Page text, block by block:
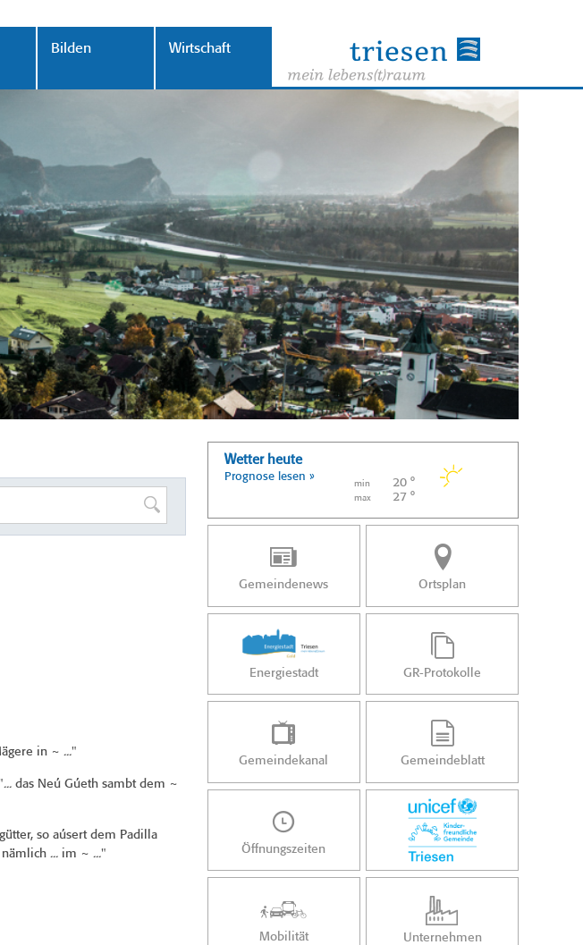
Bilden Wirtschaft
in ~ ..."
das Neú Gúeth sambt dem ~
so aúsert dem Padilla
... im ~ ..."
Wetter heute
Prognose lesen »
min 20 °
max 27 °
Gemeindenews Ortsplan
Energiestadt GR-Protokolle
Gemeindekanal Gemeindeblatt
Öffnungszeiten
Mobilität Unternehmen